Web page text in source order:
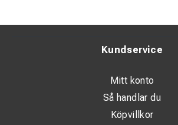
Kundservice
Mitt konto
Så handlar du
Köpvillkor